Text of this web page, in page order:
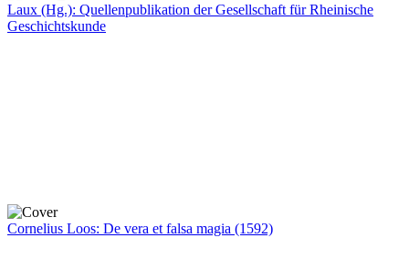
Laux (Hg.): Quellenpublikation der Gesellschaft für Rheinische
Geschichtskunde
Cornelius Loos: De vera et falsa magia (1592)